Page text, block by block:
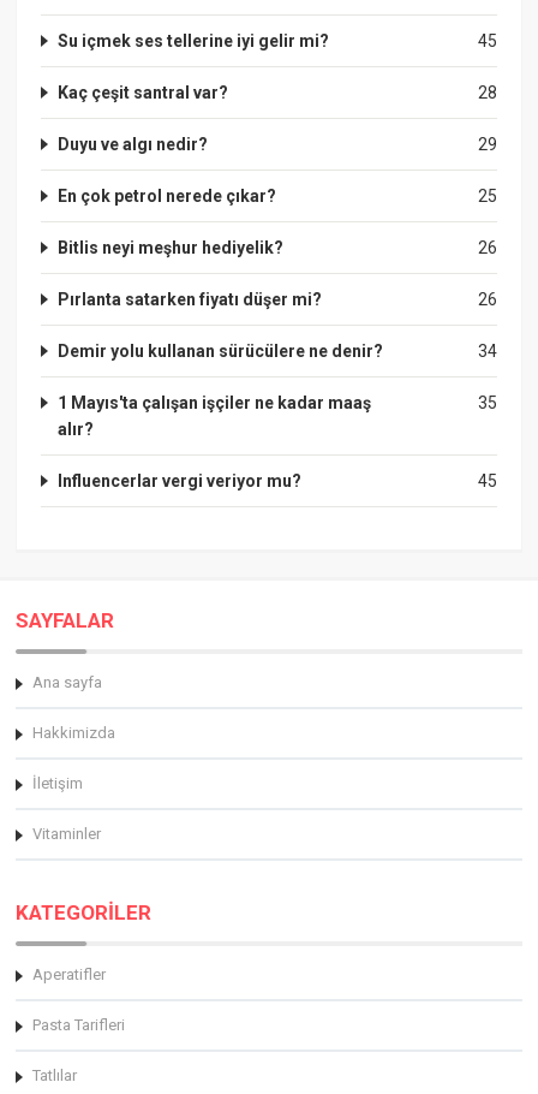
45
Su içmek ses tellerine iyi gelir mi?
28
Kaç çeşit santral var?
29
Duyu ve algı nedir?
25
En çok petrol nerede çıkar?
26
Bitlis neyi meşhur hediyelik?
26
Pırlanta satarken fiyatı düşer mi?
34
Demir yolu kullanan sürücülere ne denir?
35
1 Mayıs'ta çalışan işçiler ne kadar maaş
alır?
45
Influencerlar vergi veriyor mu?
SAYFALAR
Ana sayfa
Hakkimizda
İletişim
Vitaminler
KATEGORİLER
Aperatifler
Pasta Tarifleri
Tatlılar